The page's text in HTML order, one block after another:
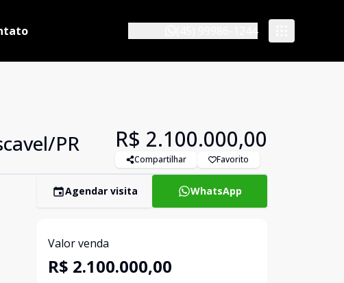
PR R$ 2.100.000,00
Compartilhar Favorito
Agendar visita WhatsApp
Valor venda
R$ 2.100.000,00